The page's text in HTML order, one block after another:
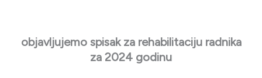
objavljujemo spisak za rehabilitaciju radnika
za 2024 godinu